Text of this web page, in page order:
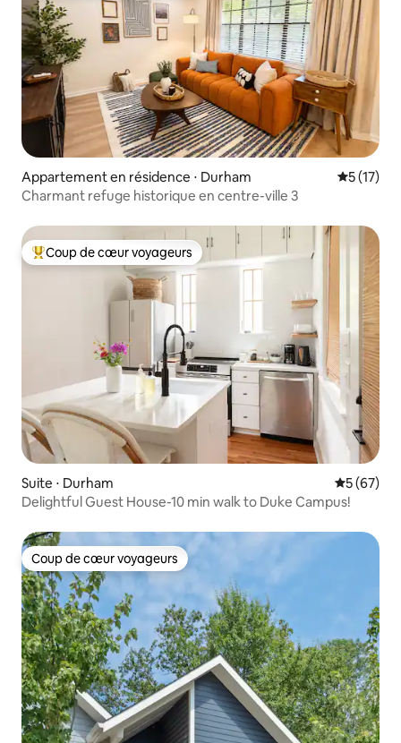
Appartement en résidence ⋅ Durham
5 (17)
Charmant refuge historique en centre-ville 3
Coups de cœur voyageurs les plus appréciés
Coup de cœur voyageurs
Suite ⋅ Durham
5 (67)
Delightful Guest House-10 min walk to Duke Campus!
Coup de cœur voyageurs
Coup de cœur voyageurs